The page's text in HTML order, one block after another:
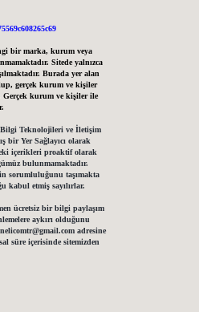
bir marka, kurum veya
Sitede yalnızca
Burada yer alan
gerçek kurum ve kişiler
Gerçek kurum ve kişiler ile
Bilgi Teknolojileri ve İletişim
bir Yer Sağlayıcı olarak
içerikleri proaktif olarak
bulunmamaktadır.
sorumluluğunu taşımakta
kabul etmiş sayılırlar.
ücretsiz bir bilgi paylaşım
aykırı olduğunu
adresine
süre içerisinde sitemizden